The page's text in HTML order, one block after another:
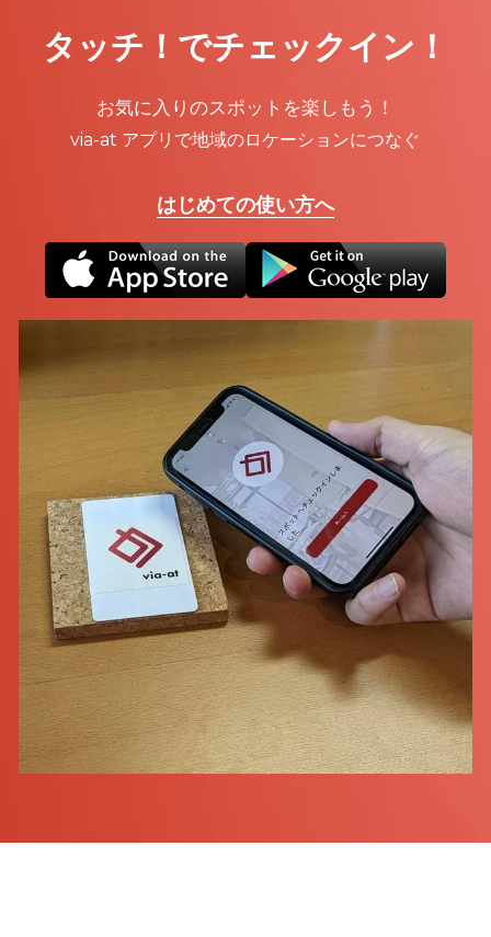
タッチ！でチェックイン！
お気に入りのスポットを楽しもう！
via-at アプリで地域のロケーションにつなぐ
はじめての使い方へ